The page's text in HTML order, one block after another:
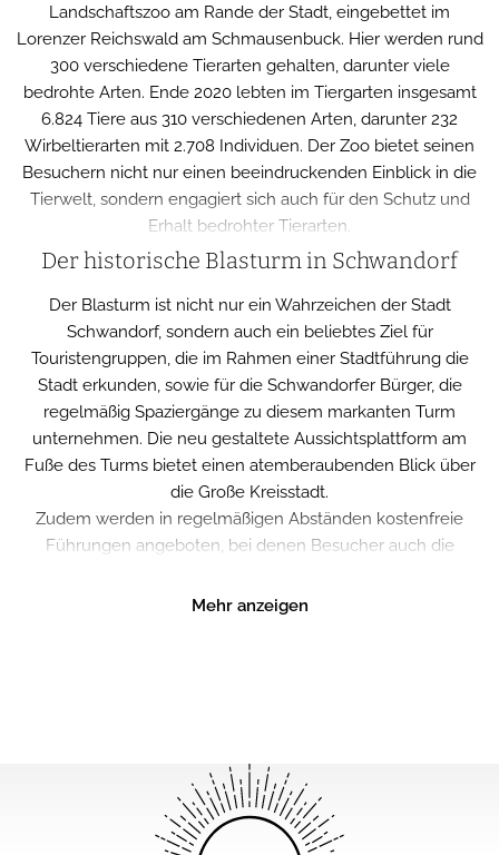
Landschaftszoo am Rande der Stadt, eingebettet im
Lorenzer Reichswald am Schmausenbuck. Hier werden rund
300 verschiedene Tierarten gehalten, darunter viele
bedrohte Arten. Ende 2020 lebten im Tiergarten insgesamt
6.824 Tiere aus 310 verschiedenen Arten, darunter 232
Wirbeltierarten mit 2.708 Individuen. Der Zoo bietet seinen
Besuchern nicht nur einen beeindruckenden Einblick in die
Tierwelt, sondern engagiert sich auch für den Schutz und
Erhalt bedrohter Tierarten.
Der historische Blasturm in Schwandorf
Der Blasturm ist nicht nur ein Wahrzeichen der Stadt
Schwandorf, sondern auch ein beliebtes Ziel für
Touristengruppen, die im Rahmen einer Stadtführung die
Stadt erkunden, sowie für die Schwandorfer Bürger, die
regelmäßig Spaziergänge zu diesem markanten Turm
unternehmen. Die neu gestaltete Aussichtsplattform am
Fuße des Turms bietet einen atemberaubenden Blick über
die Große Kreisstadt.
Zudem werden in regelmäßigen Abständen kostenfreie
Führungen angeboten, bei denen Besucher auch die
Direkt neben dem Blasturm befindet sich das sogenannte
Mehr anzeigen